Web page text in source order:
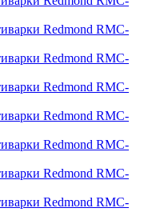
Redmond RMC-
Redmond RMC-
Redmond RMC-
Redmond RMC-
Redmond RMC-
Redmond RMC-
Redmond RMC-